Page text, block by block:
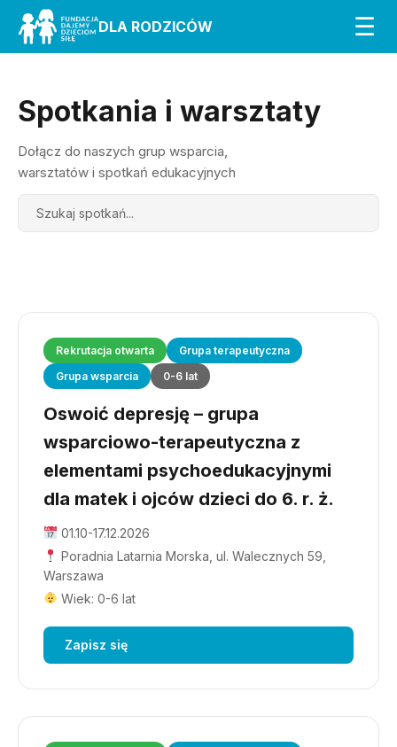
DLA RODZICÓW ☰
Spotkania i warsztaty
Dołącz do naszych grup wsparcia,
warsztatów i spotkań edukacyjnych
Search
Rekrutacja otwarta
Grupa terapeutyczna
Grupa wsparcia
0-6 lat
Oswoić depresję – grupa
wsparciowo-terapeutyczna z
elementami psychoedukacyjnymi
dla matek i ojców dzieci do 6. r. ż.
01.10-17.12.2026
Poradnia Latarnia Morska, ul. Walecznych 59,
Warszawa
Wiek: 0-6 lat
Zapisz się